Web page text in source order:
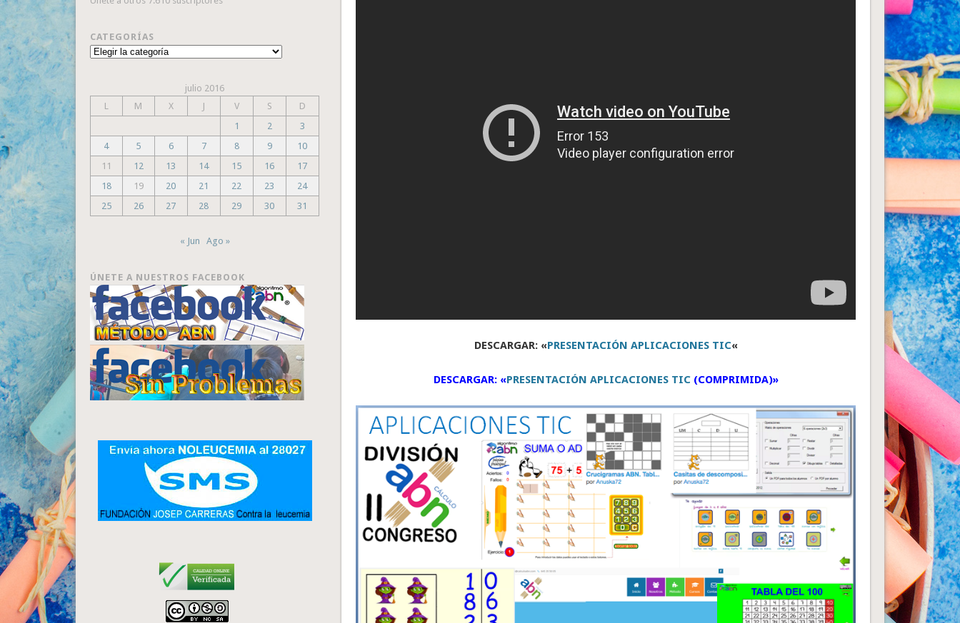
DESCARGAR: «PRESENTACIÓN APLICACIONES TIC«
DESCARGAR: «PRESENTACIÓN APLICACIONES TIC(COMPRIMIDA)»
CATEGORÍAS
Categorías
julio 2016
L
M X J V S
D
1
2
3
4
5 6 7 8 9
10
11
12 13 14 15 16
17
18
19 20 21 22 23
24
25
26 27 28 29 30 31
« Jun Ago »
ÚNETE A NUESTROS FACEBOOK